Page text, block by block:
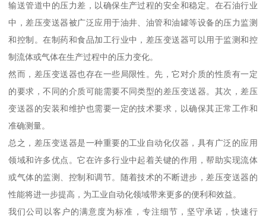
输送管道中的压力差，以确保生产过程的安全和稳定。在石油行业
中，差压变送器被广泛应用于油井、油管和油罐等设备的压力监测
和控制。在制药和食品加工行业中，差压变送器可以用于监测和控
制流体或气体在生产过程中的压力变化。
然而，差压变送器也存在一些局限性。先，它对介质的性质有一定
的要求，不同的介质可能需要不同类型的差压变送器。其次，差压
变送器的安装和维护也需要一定的技术要求，以确保其正常工作和
准确测量。
总之，差压变送器是一种重要的工业自动化仪器，具有广泛的应用
领域和许多优点。它在许多行业中起着关键的作用，帮助实现流体
或气体的监测、控制和调节。随着技术的不断进步，差压变送器的
性能将进一步提高，为工业自动化领域带来更多的便利和效益。
我们公司以客户的满意度为标准，专注细节，坚守承诺，快速行